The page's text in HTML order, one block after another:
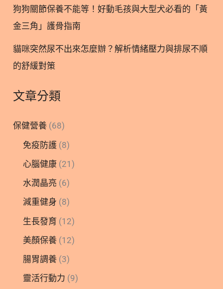
白酵素」來幫助消化；同時搭配「薑辣素」、「非洲
芒果
狗狗關節保養不能等！好動毛孩與大型犬必看的「黃
金三角」護骨指南
貓咪突然尿不出來怎麼辦？解析情緒壓力與排尿不順
的舒緩對策
文章分類
保健營養 (68)
免疫防護 (8)
心腦健康 (21)
水潤晶亮 (6)
減重健身 (8)
生長發育 (12)
美顏保養 (12)
腸胃調養 (3)
靈活行動力 (9)